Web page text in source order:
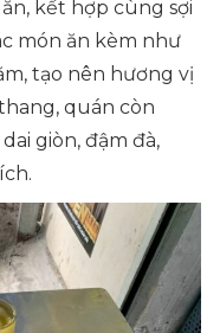
kết hợp cùng sợi
món ăn kèm như
tạo nên hương vị
quán còn
giòn, đậm đà,